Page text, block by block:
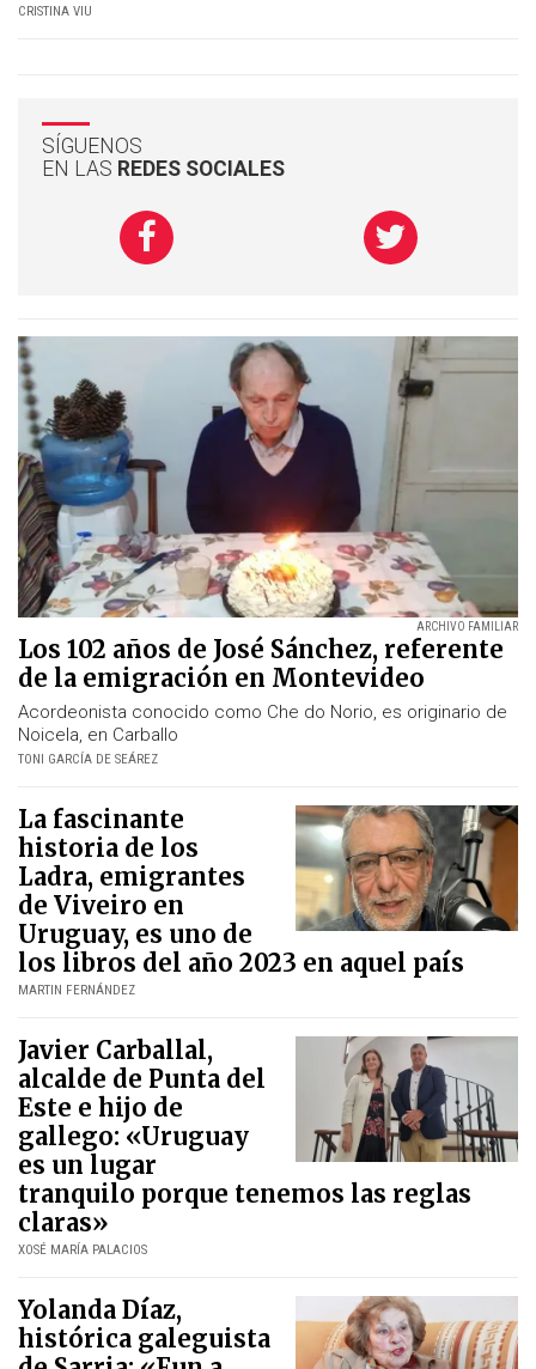
CRISTINA VIU
SÍGUENOS
EN LAS REDES SOCIALES
ARCHIVO FAMILIAR
Los 102 años de José Sánchez, referente
de la emigración en Montevideo
Acordeonista conocido como Che do Norio, es originario de
Noicela, en Carballo
TONI GARCÍA DE SEÁREZ
La fascinante
historia de los
Ladra, emigrantes
de Viveiro en
Uruguay, es uno de
los libros del año 2023 en aquel país
MARTIN FERNÁNDEZ
Javier Carballal,
alcalde de Punta del
Este e hijo de
gallego: «Uruguay
es un lugar
tranquilo porque tenemos las reglas
claras»
XOSÉ MARÍA PALACIOS
Yolanda Díaz,
histórica galeguista